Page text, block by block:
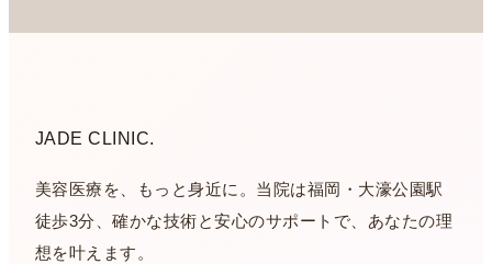
JADE CLINIC.
美容医療を、もっと身近に。当院は福岡・大濠公園駅
徒歩3分、確かな技術と安心のサポートで、あなたの理
想を叶えます。